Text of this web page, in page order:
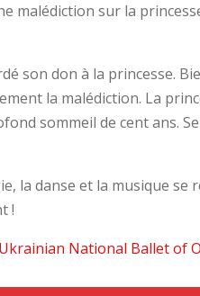
malédiction sur la
son don à la princesse.
la malédiction. La
sommeil de cent ans.
la danse et la musique
!
National Ballet of